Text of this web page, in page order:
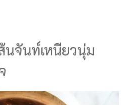
นจันท์เหนียวนุ่ม